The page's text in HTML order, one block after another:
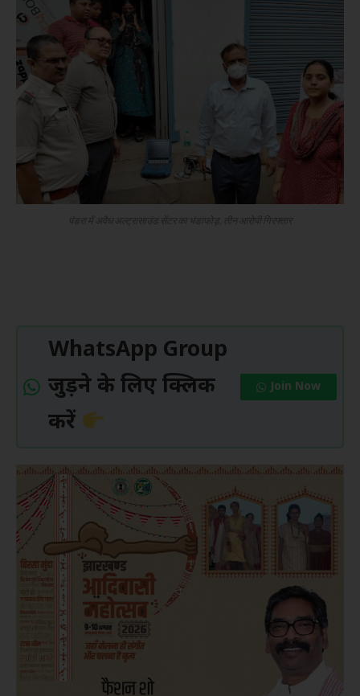
WhatsApp Group
जुड़ने के लिए क्लिक
करें
Join Now